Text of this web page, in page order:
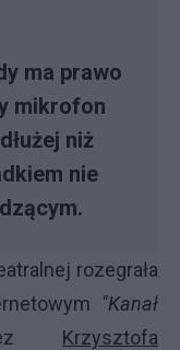
ma prawo
mikrofon
niż
nie
rozegrała
"Kanał
Krzysztofa